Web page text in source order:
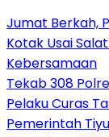
Jumat Berkah,
Kotak Usai
Kebersamaan
Tekab 308
Pelaku Curas
Pemerintah